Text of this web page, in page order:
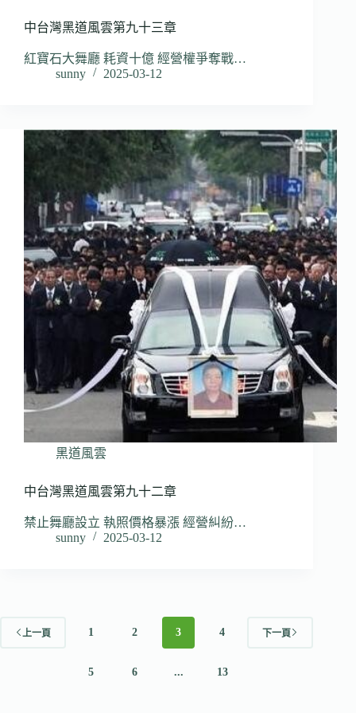
中台灣黑道風雲第九十三章
紅寶石大舞廳 耗資十億 經營權爭奪戰…
sunny
2025-03-12
黑道風雲
中台灣黑道風雲第九十二章
禁止舞廳設立 執照價格暴漲 經營糾紛…
sunny
2025-03-12
上一頁 1 2 3 4
5 6 ... 13
下一頁